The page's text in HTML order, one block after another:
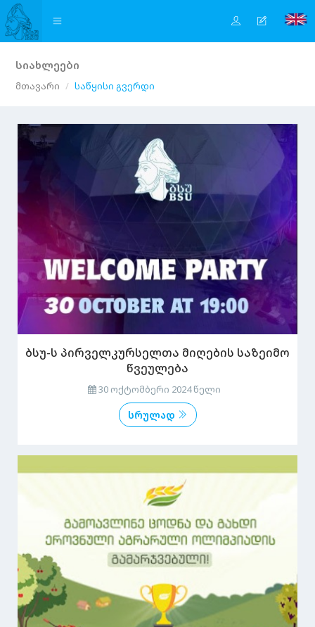
სიახლეები
მთავარი საწყისი გვერდი
ბსუ-ს პირველკურსელთა მიღების საზეიმო
წვეულება
30 ოქტომბერი 2024 წელი
სრულად